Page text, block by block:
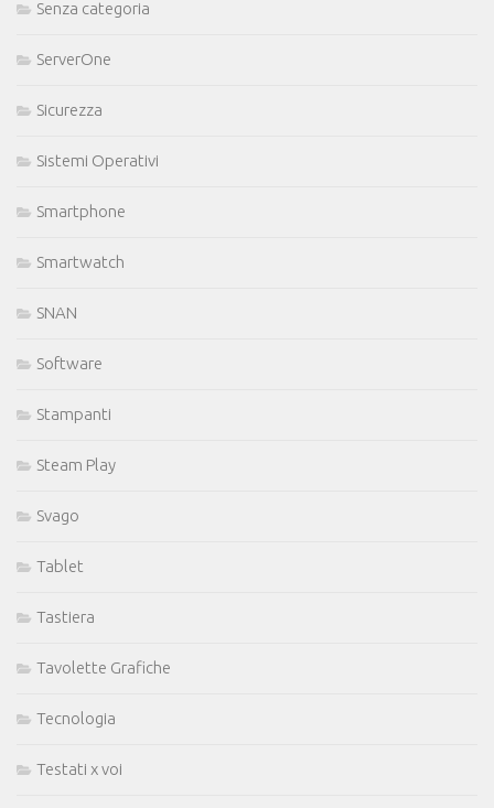
Senza categoria
ServerOne
Sicurezza
Sistemi Operativi
Smartphone
Smartwatch
SNAN
Software
Stampanti
Steam Play
Svago
Tablet
Tastiera
Tavolette Grafiche
Tecnologia
Testati x voi